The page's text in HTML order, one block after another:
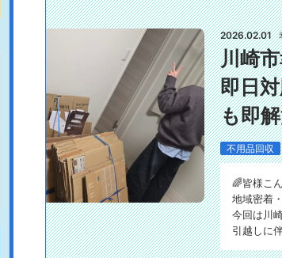
2026.02.01
川崎
即日
も即
不用品回収
🌈皆様こ
地域密着
今回は川
引越しに